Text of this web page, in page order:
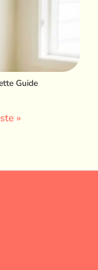
Guide
»